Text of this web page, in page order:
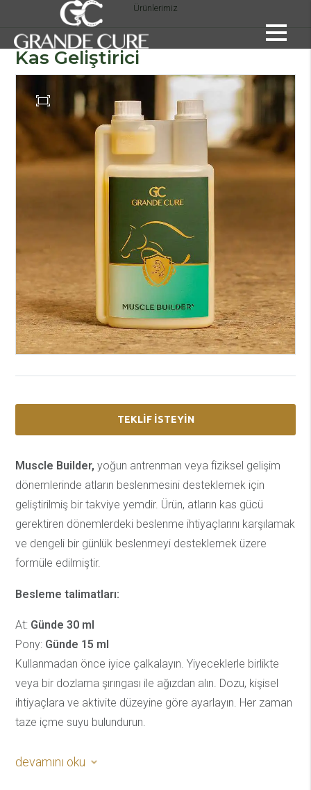
Ürünlerimiz
Kas Geliştirici
TEKLIF ISTEYIN
Muscle Builder, yoğun antrenman veya fiziksel gelişim
dönemlerinde atların beslenmesini desteklemek için
geliştirilmiş bir takviye yemdir. Ürün, atların kas gücü
gerektiren dönemlerdeki beslenme ihtiyaçlarını karşılamak
ve dengeli bir günlük beslenmeyi desteklemek üzere
formüle edilmiştir.
Besleme talimatları:
At: Günde 30 ml
Pony: Günde 15 ml
Kullanmadan önce iyice çalkalayın. Yiyeceklerle birlikte
veya bir dozlama şırıngası ile ağızdan alın. Dozu, kişisel
ihtiyaçlara ve aktivite düzeyine göre ayarlayın. Her zaman
taze içme suyu bulundurun.
devamını oku